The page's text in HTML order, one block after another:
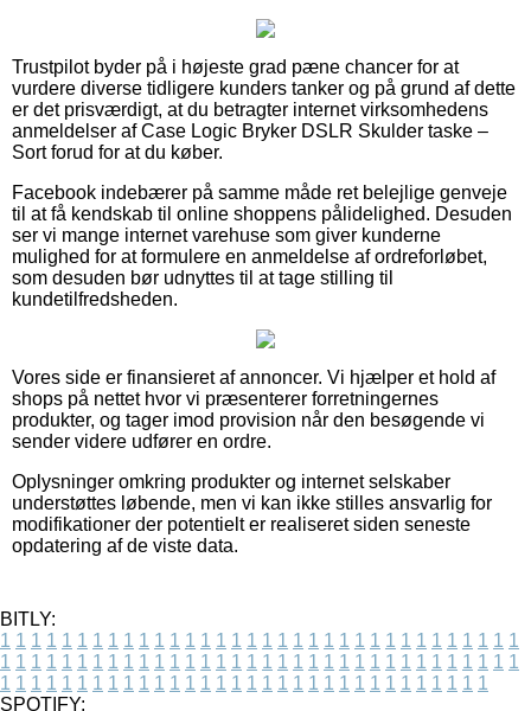
Trustpilot byder på i højeste grad pæne chancer for at
vurdere diverse tidligere kunders tanker og på grund af dette
er det prisværdigt, at du betragter internet virksomhedens
anmeldelser af Case Logic Bryker DSLR Skulder taske –
Sort forud for at du køber.
Facebook indebærer på samme måde ret belejlige genveje
til at få kendskab til online shoppens pålidelighed. Desuden
ser vi mange internet varehuse som giver kunderne
mulighed for at formulere en anmeldelse af ordreforløbet,
som desuden bør udnyttes til at tage stilling til
kundetilfredsheden.
Vores side er finansieret af annoncer. Vi hjælper et hold af
shops på nettet hvor vi præsenterer forretningernes
produkter, og tager imod provision når den besøgende vi
sender videre udfører en ordre.
Oplysninger omkring produkter og internet selskaber
understøttes løbende, men vi kan ikke stilles ansvarlig for
modifikationer der potentielt er realiseret siden seneste
opdatering af de viste data.
BITLY:
1 1 1 1 1 1 1 1 1 1 1 1 1 1 1 1 1 1 1 1 1 1 1 1 1 1 1 1 1 1 1 1 1 1
1 1 1 1 1 1 1 1 1 1 1 1 1 1 1 1 1 1 1 1 1 1 1 1 1 1 1 1 1 1 1 1 1 1
1 1 1 1 1 1 1 1 1 1 1 1 1 1 1 1 1 1 1 1 1 1 1 1 1 1 1 1 1 1 1 1
SPOTIFY: